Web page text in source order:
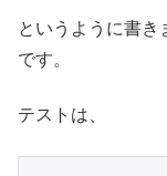
というように書き
です。
テストは、